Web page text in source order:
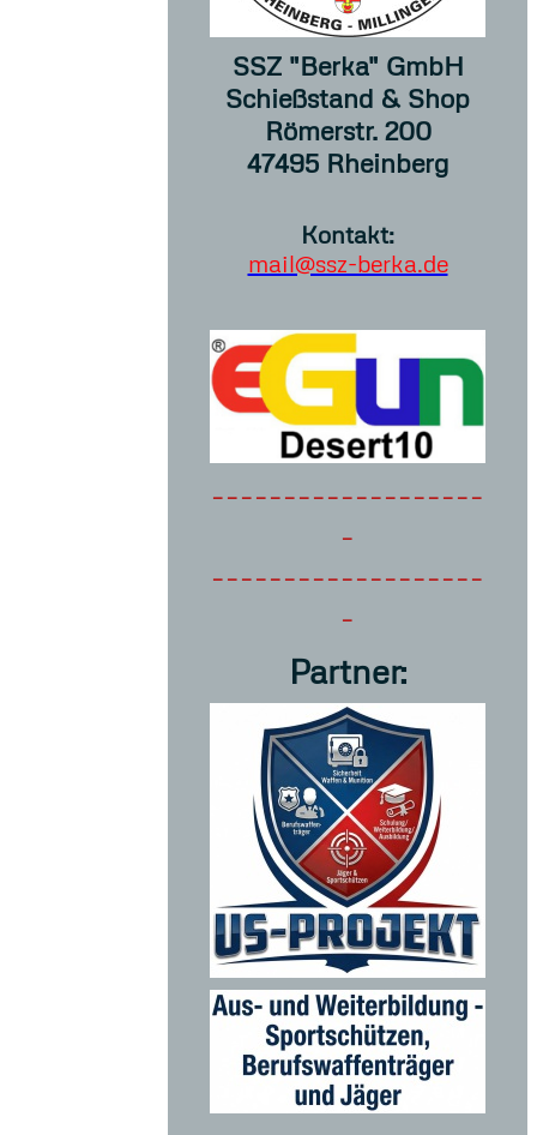
SSZ "Berka" GmbH
Schießstand & Shop
Römerstr. 200
47495 Rheinberg
Kontakt:
mail@ssz-berka.de
-------------------
-
-------------------
-
Partner: